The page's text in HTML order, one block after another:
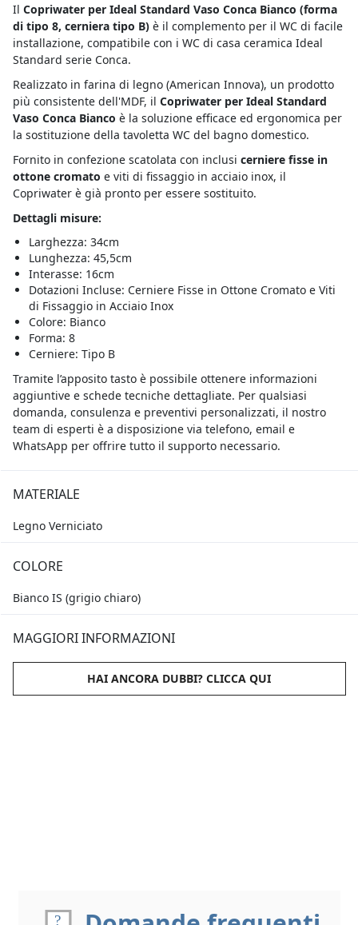
Il Copriwater per Ideal Standard Vaso Conca Bianco (forma
di tipo 8, cerniera tipo B) è il complemento per il WC di facile
installazione, compatibile con i WC di casa ceramica Ideal
Standard serie Conca.
Realizzato in farina di legno (American Innova), un prodotto
più consistente dell'MDF, il Copriwater per Ideal Standard
Vaso Conca Bianco è la soluzione efficace ed ergonomica per
la sostituzione della tavoletta WC del bagno domestico.
Fornito in confezione scatolata con inclusi cerniere fisse in
ottone cromato e viti di fissaggio in acciaio inox, il
Copriwater è già pronto per essere sostituito.
Dettagli misure:
Larghezza: 34cm
Lunghezza: 45,5cm
Interasse: 16cm
Dotazioni Incluse: Cerniere Fisse in Ottone Cromato e Viti
di Fissaggio in Acciaio Inox
Colore: Bianco
Forma: 8
Cerniere: Tipo B
Tramite l’apposito tasto è possibile ottenere informazioni
aggiuntive e schede tecniche dettagliate. Per qualsiasi
domanda, consulenza e preventivi personalizzati, il nostro
team di esperti è a disposizione via telefono, email e
WhatsApp per offrire tutto il supporto necessario.
MATERIALE
Legno Verniciato
COLORE
Bianco IS (grigio chiaro)
MAGGIORI INFORMAZIONI
HAI ANCORA DUBBI? CLICCA QUI